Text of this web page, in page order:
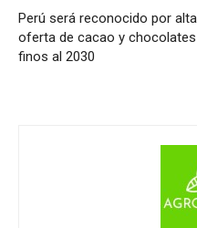
Perú será reconocido por alta
oferta de cacao y chocolates
finos al 2030